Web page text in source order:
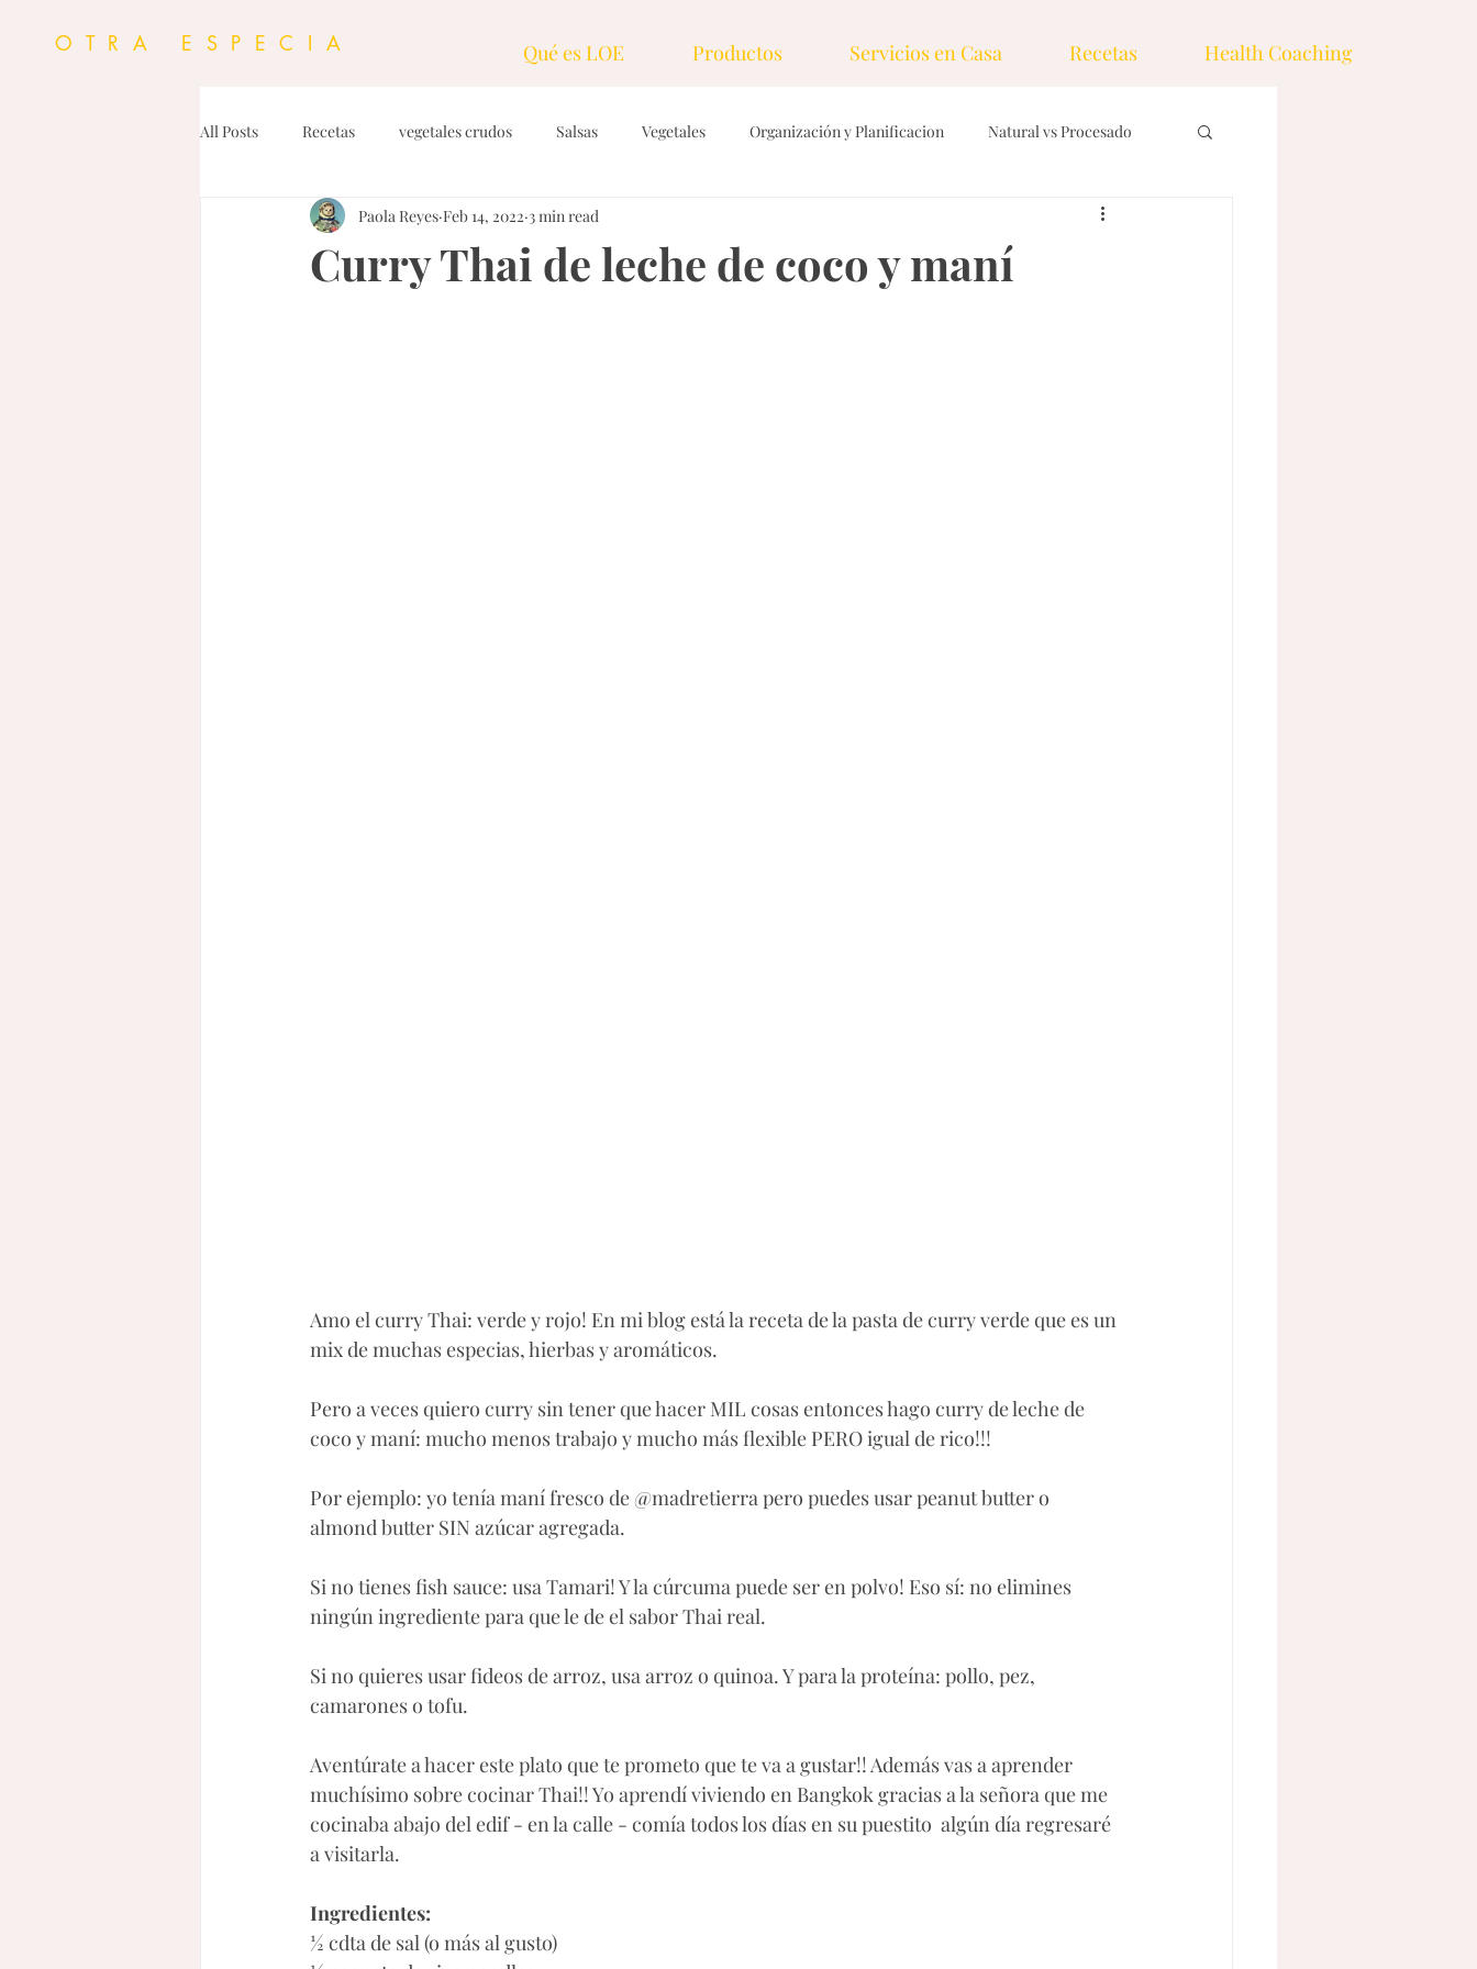
OTRA ESPECIA Qué es LOE Productos Servicios en Casa Recetas Health Coaching
All Posts Recetas vegetales crudos Salsas Vegetales Organización y Planificacion Natural vs Procesado
Proteinas Dressings & Vinagretas Ingredientes
Curry Thai de leche de coco y maní
Paola Reyes Feb 14, 2022 3 min read
Amo el curry Thai: verde y rojo! En mi blog está la receta de la pasta de curry verde que es un
mix de muchas especias, hierbas y aromáticos.
Pero a veces quiero curry sin tener que hacer MIL cosas entonces hago curry de leche de
coco y maní: mucho menos trabajo y mucho más flexible PERO igual de rico!!!
Por ejemplo: yo tenía maní fresco de @madretierra pero puedes usar peanut butter o
almond butter SIN azúcar agregada.
Si no tienes fish sauce: usa Tamari! Y la cúrcuma puede ser en polvo! Eso sí: no elimines
ningún ingrediente para que le de el sabor Thai real.
Si no quieres usar fideos de arroz, usa arroz o quinoa. Y para la proteína: pollo, pez,
camarones o tofu.
Aventúrate a hacer este plato que te prometo que te va a gustar!! Además vas a aprender
muchísimo sobre cocinar Thai!! Yo aprendí viviendo en Bangkok gracias a la señora que me
cocinaba abajo del edif - en la calle - comía todos los días en su puestito  algún día regresaré
a visitarla.
Ingredientes:
½ cdta de sal (o más al gusto)